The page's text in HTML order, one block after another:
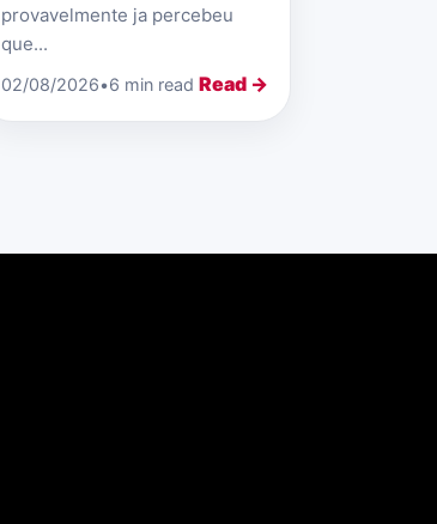
provavelmente ja percebeu
que...
02/08/2026•6 min read Read →